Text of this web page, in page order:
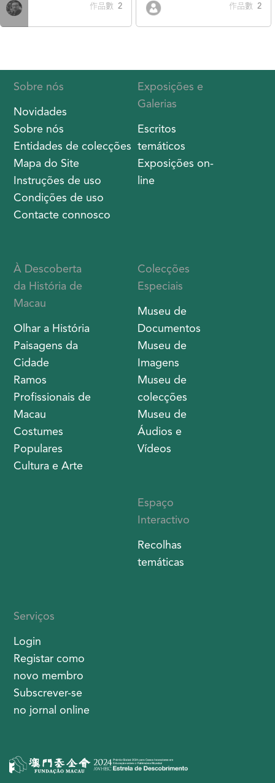
作品數 2 作品數 2
Sobre nós
Novidades
Sobre nós
Entidades de colecções
Mapa do Site
Instruções de uso
Condições de uso
Contacte connosco
Exposições e
Galerias
Escritos
temáticos
Exposições on-
line
À Descoberta
da História de
Macau
Olhar a História
Paisagens da
Cidade
Ramos
Profissionais de
Macau
Costumes
Populares
Cultura e Arte
Colecções
Especiais
Museu de
Documentos
Museu de
Imagens
Museu de
colecções
Museu de
Áudios e
Vídeos
Espaço
Interactivo
Recolhas
temáticas
Serviços
Login
Registar como
novo membro
Subscrever-se
no jornal online